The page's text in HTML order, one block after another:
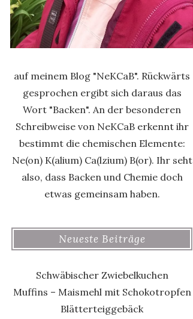
auf meinem Blog "NeKCaB". Rückwärts
gesprochen ergibt sich daraus das
Wort "Backen". An der besonderen
Schreibweise von NeKCaB erkennt ihr
bestimmt die chemischen Elemente:
Ne(on) K(alium) Ca(lzium) B(or). Ihr seht
also, dass Backen und Chemie doch
etwas gemeinsam haben.
Neueste Beiträge
Schwäbischer Zwiebelkuchen
Muffins – Maismehl mit Schokotropfen
Blätterteiggebäck